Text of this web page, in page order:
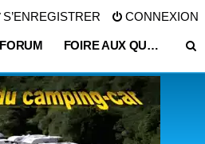
CONNEXION
S’ENREGISTRER
FOIRE AUX QUESTIONS (QUESTIONS POSÉES FRÉQUEMMENT)